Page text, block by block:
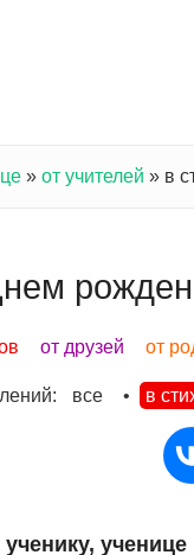
» от учителей » в
от друзей от
все • в